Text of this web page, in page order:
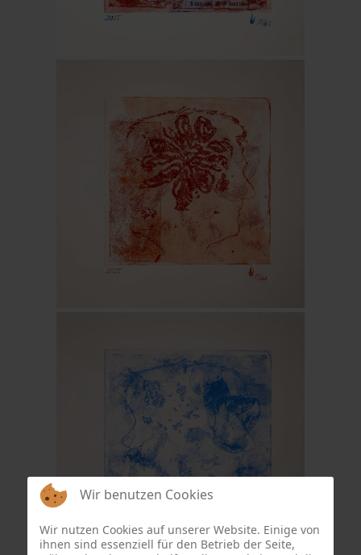
Wir benutzen Cookies
Wir nutzen Cookies auf unserer Website. Einige von
ihnen sind essenziell für den Betrieb der Seite,